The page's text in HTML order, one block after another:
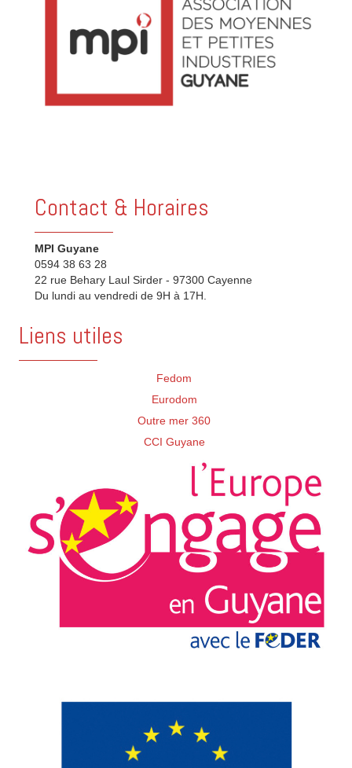
Contact & Horaires
MPI Guyane
0594 38 63 28
22 rue Behary Laul Sirder - 97300 Cayenne
Du lundi au vendredi de 9H à 17H.
Liens utiles
Fedom
Eurodom
Outre mer 360
CCI Guyane